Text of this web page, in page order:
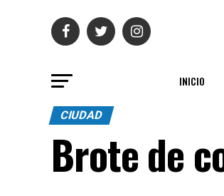
INICIO
CIUDAD
Brote de